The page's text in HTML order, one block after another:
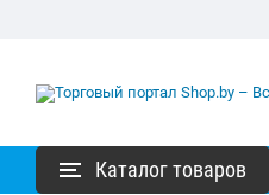
Каталог товаров